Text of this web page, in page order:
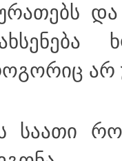
არ
საათი